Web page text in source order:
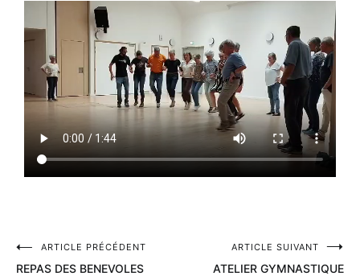
ARTICLE PRÉCÉDENT
REPAS DES BENEVOLES
ARTICLE SUIVANT
ATELIER GYMNASTIQUE